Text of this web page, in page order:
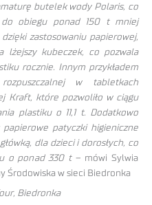
butelek wody Polaris, co
do obiegu ponad 150 t mniej
zastosowaniu papierowej,
lżejszy kubeczek, co pozwala
rocznie. Innym przykładem
w tabletkach
Kraft, które pozwoliło w ciągu
plastiku o 11,1 t. Dodatkowo
patyczki higieniczne
dla dzieci i dorosłych, co
o ponad 330 t– mówi Sylwia
Środowiska w sieci Biedronka
Biedronka